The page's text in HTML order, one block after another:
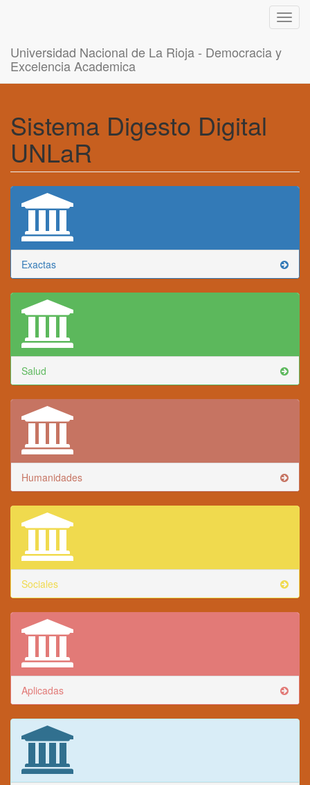
Universidad Nacional de La Rioja - Democracia y
Excelencia Academica
Sistema Digesto Digital
UNLaR
Exactas
Salud
Humanidades
Sociales
Aplicadas